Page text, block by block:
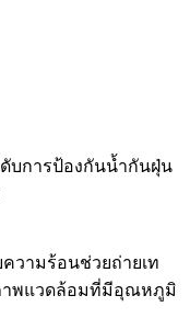
บการป้องกันน้ำกันฝุ่น
วามร้อนช่วยถ่ายเท
าพแวดล้อมที่มีอุณหภูมิ